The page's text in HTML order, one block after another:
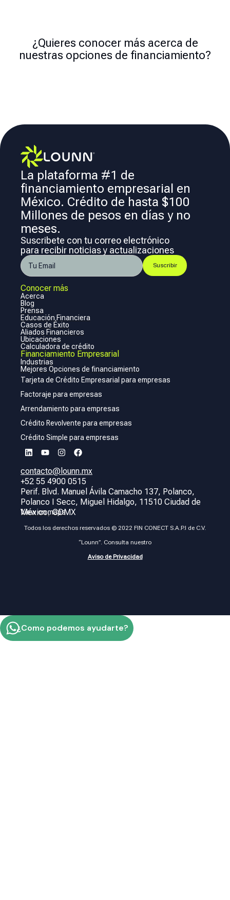
¿Quieres conocer más acerca de
nuestras opciones de financiamiento?
La plataforma #1 de
financiamiento empresarial en
México. Crédito de hasta $100
Millones de pesos en días y no
meses.
Suscribete con tu correo electrónico
para recibir noticias y actualizaciones
Conocer más
Acerca
Blog
Prensa
Educación Financiera
Casos de Éxito
Aliados Financieros
Ubicaciones
Calculadora de crédito
Financiamiento Empresarial
Industrias
Mejores Opciones de financiamiento
Tarjeta de Crédito Empresarial para empresas
Factoraje para empresas
Arrendamiento para empresas
Crédito Revolvente para empresas
Crédito Simple para empresas
contacto@lounn.mx
+52 55 4900 0515
Perif. Blvd. Manuel Ávila Camacho 137, Polanco,
Polanco I Secc, Miguel Hidalgo, 11510 Ciudad de
México, CDMX
View on maps
Todos los derechos reservados © 2022 FIN CONECT S.A.P.I de C.V.
“Lounn”. Consulta nuestro
Aviso de Privacidad
¿Como podemos ayudarte?